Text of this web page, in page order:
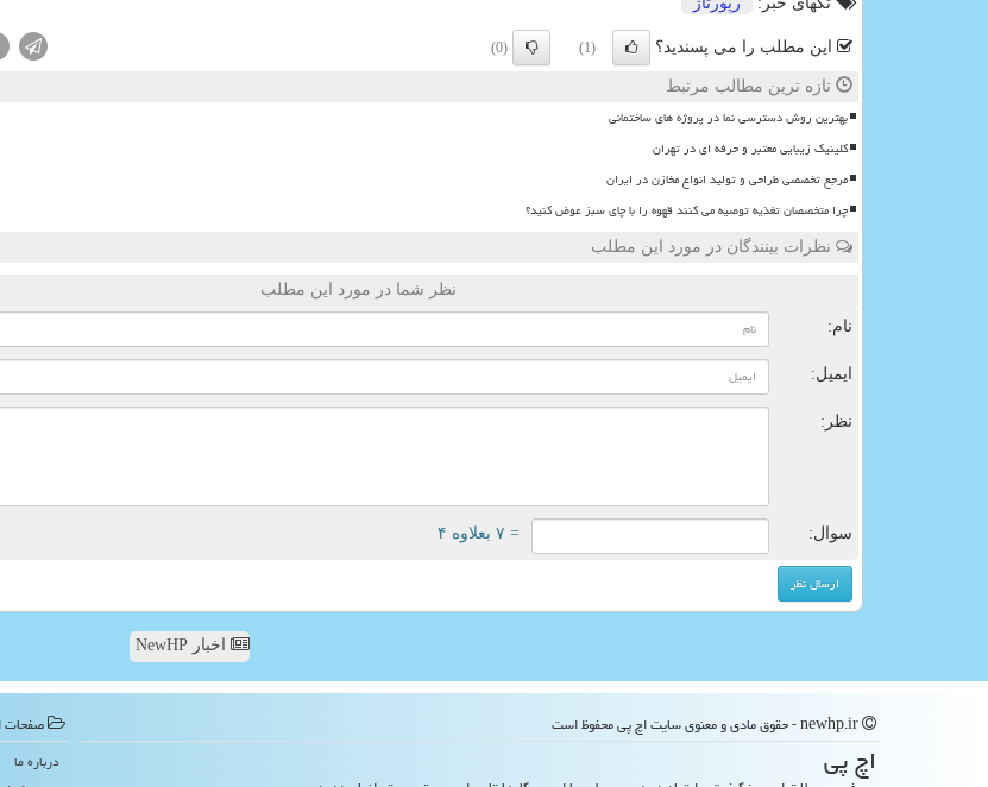
این مطلب را می پسندید؟ (1)
(0)
تازه ترین مطالب مرتبط
بهترین روش دسترسی نما در پروژه های ساختمانی
کلینیک زیبایی معتبر و حرفه ای در تهران
مرجع تخصصی طراحی و تولید انواع مخازن در ایران
چرا متخصصان تغذیه توصیه می کنند قهوه را با چای سبز عوض کنید؟
نظرات بینندگان در مورد این مطلب
نظر شما در مورد این مطلب
نام:
ایمیل:
نظر:
سوال: = ۷ بعلاوه ۴
اخبار NewHP
اچ پی
صفحات
درباره ما